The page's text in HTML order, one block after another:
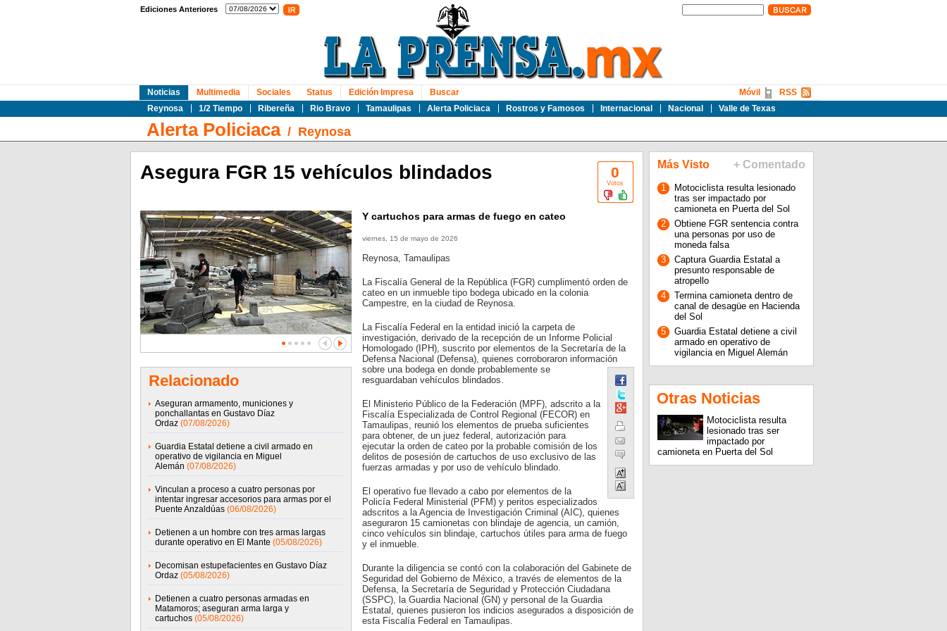
Ediciones Anteriores
Noticias
Reynosa
1/2 Tiempo Ribereña Rio Bravo Tamaulipas Alerta Policiaca Rostros y Famosos Internacional Nacional Valle de Texas
Multimedia Sociales Status Edición Impresa Buscar RSS
Móvil
Alerta Policiaca/ Reynosa
0
Votos
Asegura FGR 15 vehículos blindados
Relacionado
Aseguran armamento, municiones y
ponchallantas en Gustavo Díaz
Ordaz (07/08/2026)
Guardia Estatal detiene a civil armado en
operativo de vigilancia en Miguel
Alemán (07/08/2026)
Vinculan a proceso a cuatro personas por
intentar ingresar accesorios para armas por el
Puente Anzaldúas (06/08/2026)
Detienen a un hombre con tres armas largas
durante operativo en El Mante (05/08/2026)
Decomisan estupefacientes en Gustavo Díaz
Ordaz (05/08/2026)
Detienen a cuatro personas armadas en
Matamoros; aseguran arma larga y
cartuchos (05/08/2026)
Y cartuchos para armas de fuego en cateo
viernes, 15 de mayo de 2026
Reynosa, Tamaulipas
La Fiscalía General de la República (FGR) cumplimentó orden de
cateo en un inmueble tipo bodega ubicado en la colonia
Campestre, en la ciudad de Reynosa.
La Fiscalía Federal en la entidad inició la carpeta de
investigación, derivado de la recepción de un Informe Policial
Homologado (IPH), suscrito por elementos de la Secretaría de la
Defensa Nacional (Defensa), quienes corroboraron información
sobre una bodega en donde probablemente se
resguardaban vehículos blindados.
El Ministerio Público de la Federación (MPF), adscrito a la
Fiscalía Especializada de Control Regional (FECOR) en
Tamaulipas, reunió los elementos de prueba suficientes
para obtener, de un juez federal, autorización para
ejecutar la orden de cateo por la probable comisión de los
delitos de posesión de cartuchos de uso exclusivo de las
fuerzas armadas y por uso de vehículo blindado.
El operativo fue llevado a cabo por elementos de la
Policía Federal Ministerial (PFM) y peritos especializados
adscritos a la Agencia de Investigación Criminal (AIC), quienes
aseguraron 15 camionetas con blindaje de agencia, un camión,
cinco vehículos sin blindaje, cartuchos útiles para arma de fuego
y el inmueble.
Durante la diligencia se contó con la colaboración del Gabinete de
Seguridad del Gobierno de México, a través de elementos de la
Defensa, la Secretaría de Seguridad y Protección Ciudadana
(SSPC), la Guardia Nacional (GN) y personal de la Guardia
Estatal, quienes pusieron los indicios asegurados a disposición de
esta Fiscalía Federal en Tamaulipas.
Más Visto + Comentado
1
Motociclista resulta lesionado
tras ser impactado por
camioneta en Puerta del Sol
2
Obtiene FGR sentencia contra
una personas por uso de
moneda falsa
3
Captura Guardia Estatal a
presunto responsable de
atropello
4
Termina camioneta dentro de
canal de desagüe en Hacienda
del Sol
5
Guardia Estatal detiene a civil
armado en operativo de
vigilancia en Miguel Alemán
Otras Noticias
Motociclista resulta
lesionado tras ser
impactado por
camioneta en Puerta del Sol